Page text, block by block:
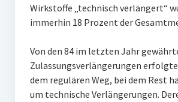
Wirkstoffe „technisch verlängert“
immerhin 18 Prozent der
Von den 84 im letzten Jahr
Zulassungsverlängerungen
dem regulären Weg, bei dem Rest
um technische Verlängerungen.